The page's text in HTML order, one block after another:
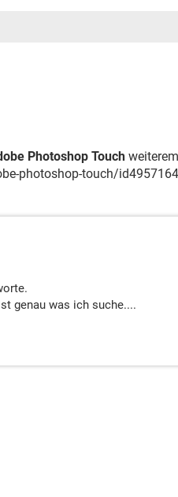
Photoshop Touch
photoshop-touch/
genau was ich suche....